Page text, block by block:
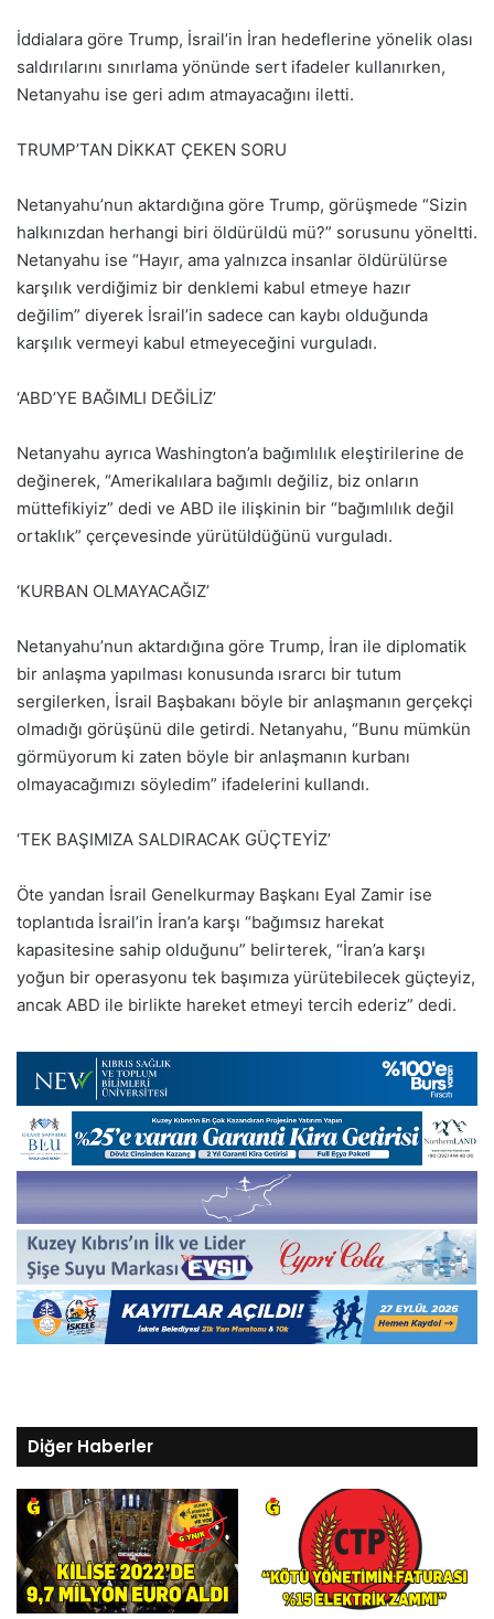
İddialara göre Trump, İsrail’in İran hedeflerine yönelik olası
saldırılarını sınırlama yönünde sert ifadeler kullanırken,
Netanyahu ise geri adım atmayacağını iletti.
TRUMP’TAN DİKKAT ÇEKEN SORU
Netanyahu’nun aktardığına göre Trump, görüşmede “Sizin
halkınızdan herhangi biri öldürüldü mü?” sorusunu yöneltti.
Netanyahu ise “Hayır, ama yalnızca insanlar öldürülürse
karşılık verdiğimiz bir denklemi kabul etmeye hazır
değilim” diyerek İsrail’in sadece can kaybı olduğunda
karşılık vermeyi kabul etmeyeceğini vurguladı.
‘ABD’YE BAĞIMLI DEĞİLİZ’
Netanyahu ayrıca Washington’a bağımlılık eleştirilerine de
değinerek, “Amerikalılara bağımlı değiliz, biz onların
müttefikiyiz” dedi ve ABD ile ilişkinin bir “bağımlılık değil
ortaklık” çerçevesinde yürütüldüğünü vurguladı.
‘KURBAN OLMAYACAĞIZ’
Netanyahu’nun aktardığına göre Trump, İran ile diplomatik
bir anlaşma yapılması konusunda ısrarcı bir tutum
sergilerken, İsrail Başbakanı böyle bir anlaşmanın gerçekçi
olmadığı görüşünü dile getirdi. Netanyahu, “Bunu mümkün
görmüyorum ki zaten böyle bir anlaşmanın kurbanı
olmayacağımızı söyledim” ifadelerini kullandı.
‘TEK BAŞIMIZA SALDIRACAK GÜÇTEYİZ’
Öte yandan İsrail Genelkurmay Başkanı Eyal Zamir ise
toplantıda İsrail’in İran’a karşı “bağımsız harekat
kapasitesine sahip olduğunu” belirterek, “İran’a karşı
yoğun bir operasyonu tek başımıza yürütebilecek güçteyiz,
ancak ABD ile birlikte hareket etmeyi tercih ederiz” dedi.
Diğer Haberler